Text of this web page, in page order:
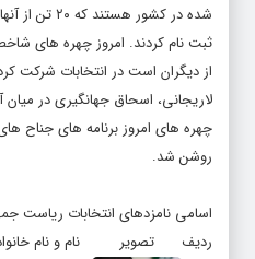
شده در کشور
ثبت نام کردند. امروز چهره های
از دیگران است در انتخابات شرکت
لاریجانی، اسحاق جهانگیری در
چهره های امروز برنامه های جناح
روشن شد.
اسامی نامزدهای انتخابات ریاست
ردیف
تصویر نام و نام